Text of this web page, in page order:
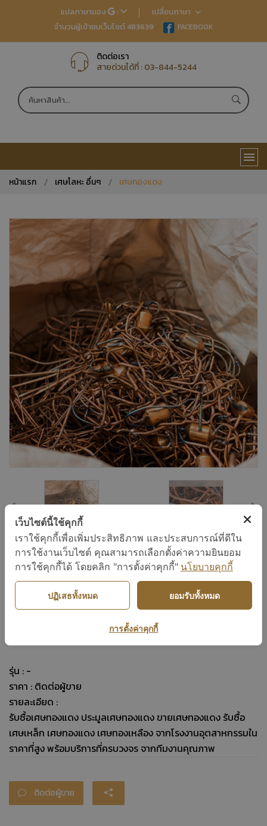
แปลภาษาของ :
TH EN
CN
เปลี่ยนภาษา
จำนวนผู้เข้าชมเว็บไซต์ 483639
FACEBOOK
ติดต่อเรา
สายด่วนได้ที่ :03-844-5244
หน้าแรก เศษโลหะ อื่นๆ เศษทองแดง
เศษทองแดง
รุ่น : -
ราคา : ติดต่อผู้ขาย
รายละเอียด :
รับซื้อเศษทองแดง ประมูลเศษทองแดง ขายเศษทองแดง รับซื้อ
เศษเหล็ก เศษทองแดง เศษทองเหลือง จากโรงงานอุตสาหกรรมใน
ราคาที่สูง พร้อมบริการที่ครบวงจร จากทีมงานคุณภาพ
ติดต่อผู้ขาย
เว็บไซต์นี้ใช้คุกกี้
เราใช้คุกกี้เพื่อเพิ่มประสิทธิภาพ และประสบการณ์ที่ดีใน
การใช้งานเว็บไซต์ คุณสามารถเลือกตั้งค่าความยินยอม
การใช้คุกกี้ได้ โดยคลิก "การตั้งค่าคุกกี้" นโยบายคุกกี้
ปฏิเสธทั้งหมด ยอมรับทั้งหมด
การตั้งค่าคุกกี้